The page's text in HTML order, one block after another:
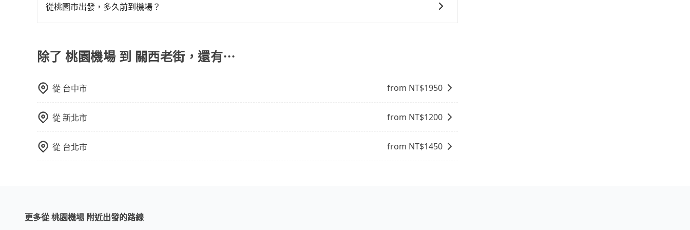
用，並且有多種車型選擇。55688則是台灣知名的計程車品牌，主要提供計程車服務，價格根據跳表計費，要下
從桃園市出發，多久前到機場？
時間。
除了 桃園機場 到 關西老街，還有⋯
從 台中市 from NT$1950
從新北市 from NT$1200
從 台北市 from NT$1450
更多從 桃園機場 附近出發的路線